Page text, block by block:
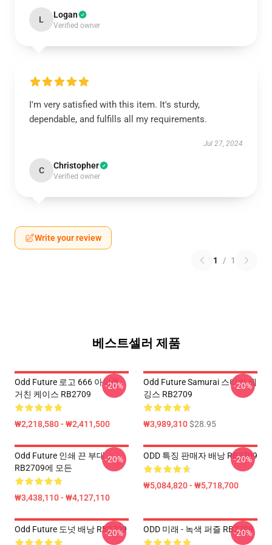
L Logan
Verified owner
I'm very satisfied with this item. It's sturdy,
dependable, and fulfills all my requirements.
Jul 27, 2024
C Christopher
Verified owner
Write your review
1 / 1
베스트셀러 제품
Odd Future 로고 666 아이폰
거친 케이스 RB2709
₩2,218,580 - ₩2,411,500
-20%
Odd Future Samurai 스티커 레
깅스 RB2709
₩3,989,310$28.95
-20%
Odd Future 인쇄 끈 부대
RB2709에 모든
₩3,438,110 - ₩4,127,110
-20% ODD 특징 판매자 배낭 RB2709
₩5,084,820 - ₩5,718,700
-20%
Odd Future 도넛 배낭 RB2709
-20% ODD 미래 - 녹색 퍼즐 RB2709
-20%